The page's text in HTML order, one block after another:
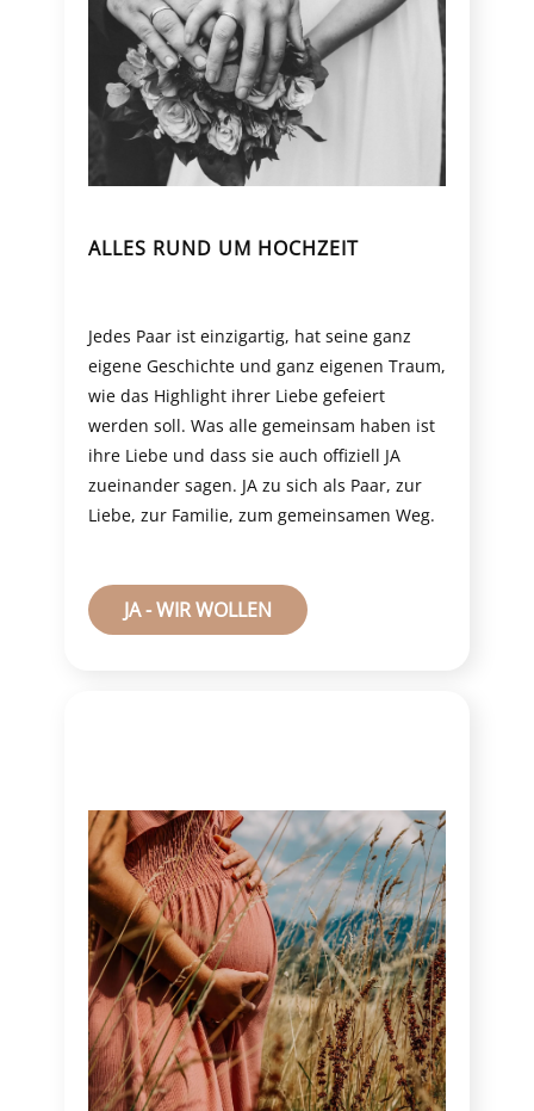
ALLES RUND UM HOCHZEIT
Jedes Paar ist einzigartig, hat seine ganz
eigene Geschichte und ganz eigenen Traum,
wie das Highlight ihrer Liebe gefeiert
werden soll. Was alle gemeinsam haben ist
ihre Liebe und dass sie auch offiziell JA
zueinander sagen. JA zu sich als Paar, zur
Liebe, zur Familie, zum gemeinsamen Weg.
JA - WIR WOLLEN